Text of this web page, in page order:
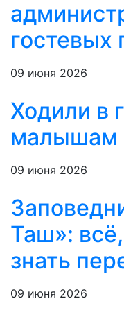
09 июня 2026
Ходили в
малышам
09 июня 2026
Таш»:
знать
09 июня 2026